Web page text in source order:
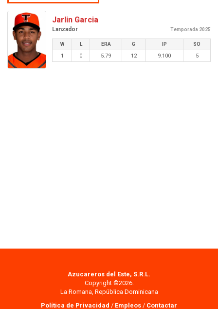
Jarlin Garcia
Lanzador Temporada 2025
W L ERA G IP SO
1 0 5.79 12 9.100 5
Azucareros del Este, S.R.L.
Copyright ©2026.
La Romana, República Dominicana
Política de Privacidad / Empleos / Contactar